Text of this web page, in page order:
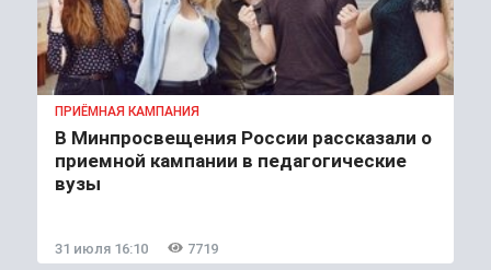
ПРИЁМНАЯ КАМПАНИЯ
В Минпросвещения России рассказали о
приемной кампании в педагогические
вузы
31 июля 16:10 7719